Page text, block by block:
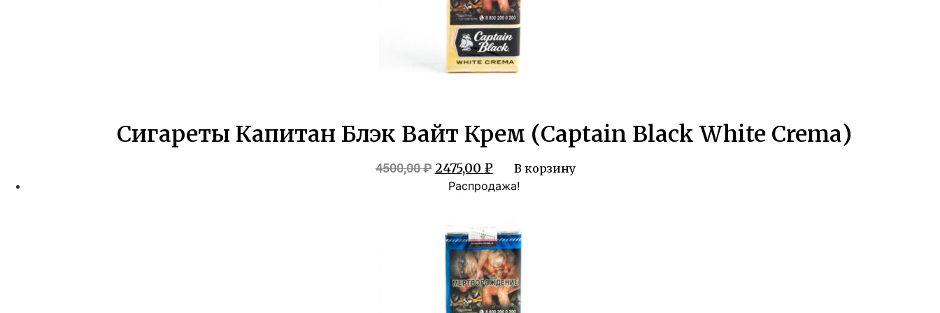
Сигареты Капитан Блэк Вайт Крем (Captain Black White Crema)
4500,00₽ Первоначальная
цена
4500,00 ₽.
2475,00 ₽Текущая
цена:
В корзину
Распродажа!